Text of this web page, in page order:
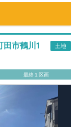
田市鶴川1
土地
最終１区画